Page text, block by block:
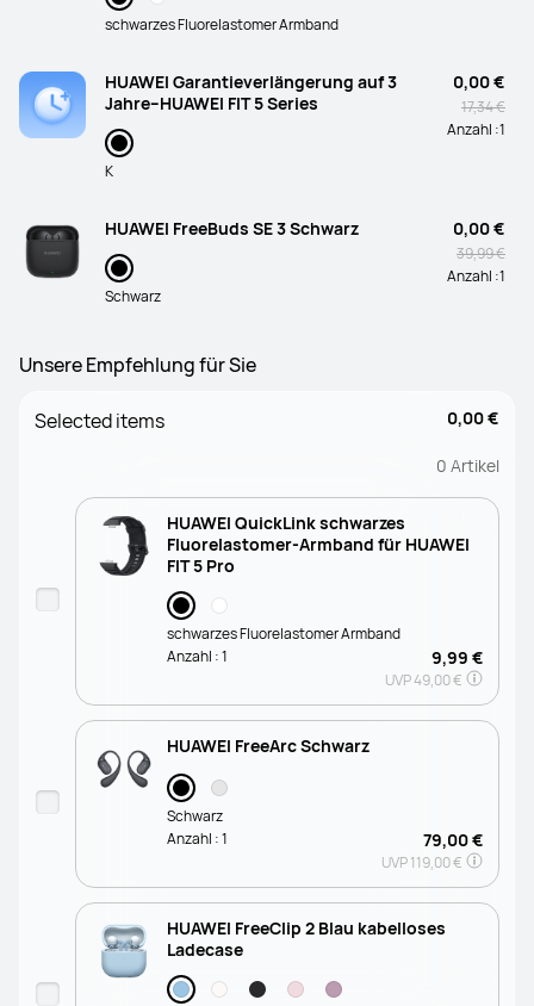
schwarzes Fluorelastomer Armband
HUAWEI Garantieverlängerung auf 3
Jahre–HUAWEI FIT 5 Series
K
0,00 €
17,34 €
Anzahl :1
HUAWEI FreeBuds SE 3 Schwarz
Schwarz
0,00 €
39,99 €
Anzahl :1
Unsere Empfehlung für Sie
Selected items 0,00 €
0 Artikel
HUAWEI QuickLink schwarzes
Fluorelastomer-Armband für HUAWEI
FIT 5 Pro
schwarzes Fluorelastomer Armband
9,99 €
UVP49,00 €
Anzahl :1
HUAWEI FreeArc Schwarz
Schwarz
79,00 €
UVP119,00 €
Anzahl :1
HUAWEI FreeClip 2 Blau kabelloses
Ladecase